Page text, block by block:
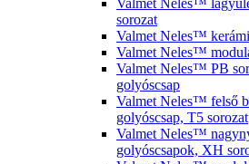
Valmet Neles™
sorozat
Valmet Neles™
Valmet Neles™
Valmet Neles™ PB
golyóscsap
Valmet Neles™ felső
golyóscsap, T5 sorozat
Valmet Neles™
golyóscsapok, XH